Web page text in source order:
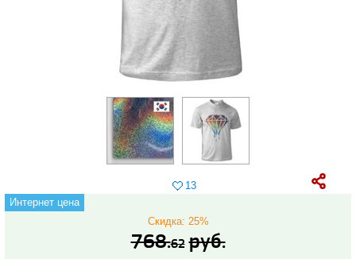
13
Интернет цена
768.62 руб.
Скидка: 25%